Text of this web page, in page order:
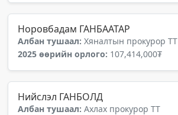
Норовбадам ГАНБААТАР
Албан тушаал: Хяналтын прокурор ТТ
2025 өөрийн орлого: 107,414,000₮
Нийслэл ГАНБОЛД
Албан тушаал: Ахлах прокурор ТТ